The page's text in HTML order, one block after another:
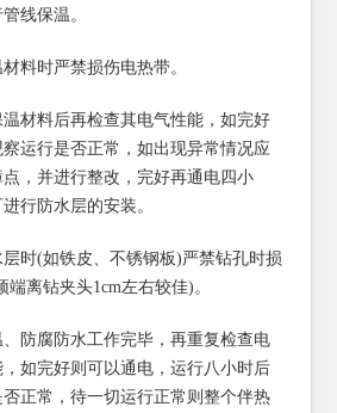
线保温。
时严禁损伤电热带。
料后再检查其电气性能，如完好
运行是否正常，如出现异常情况应
，并进行整改，完好再通电四小
行防水层的安装。
(如铁皮、不锈钢板)严禁钻孔时损
离钻夹头1cm左右较佳)。
腐防水工作完毕，再重复检查电
如完好则可以通电，运行八小时后
正常，待一切运行正常则整个伴热